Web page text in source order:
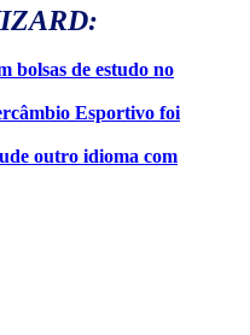
bolsas de estudo no
Esportivo foi
outro idioma com